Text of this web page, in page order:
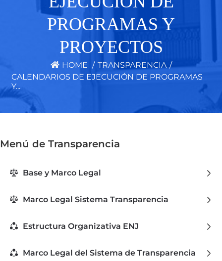
PROGRAMAS Y
PROYECTOS
HOME / TRANSPARENCIA /
CALENDARIOS DE EJECUCIÓN DE PROGRAMAS
Y...
Menú de Transparencia
Base y Marco Legal
Marco Legal Sistema Transparencia
Estructura Organizativa ENJ
Marco Legal del Sistema de Transparencia